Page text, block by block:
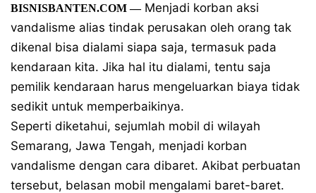
BISNISBANTEN.COM —Menjadi korban aksi
vandalisme alias tindak perusakan oleh orang tak
dikenal bisa dialami siapa saja, termasuk pada
kendaraan kita. Jika hal itu dialami, tentu saja
pemilik kendaraan harus mengeluarkan biaya tidak
sedikit untuk memperbaikinya.
Seperti diketahui, sejumlah mobil di wilayah
Semarang, Jawa Tengah, menjadi korban
vandalisme dengan cara dibaret. Akibat perbuatan
tersebut, belasan mobil mengalami baret-baret.